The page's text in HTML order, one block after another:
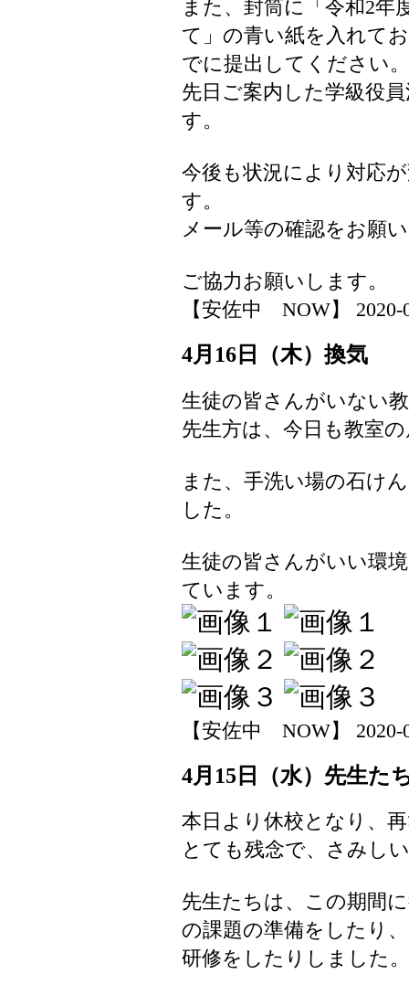
また、封筒に「令和2
て」の青い紙を入れて
でに提出してください。
先日ご案内した学級役
す。
今後も状況により対応
す。
メール等の確認をお願
ご協力お願いします。
【安佐中 NOW】 2020-
4月16日（木）換気
生徒の皆さんがいない
先生方は、今日も教室
また、手洗い場の石け
した。
生徒の皆さんがいい環
ています。
【安佐中 NOW】 2020-
4月15日（水）先生た
本日より休校となり、
とても残念で、さみし
先生たちは、この期間
の課題の準備をしたり、
研修をしたりしました。